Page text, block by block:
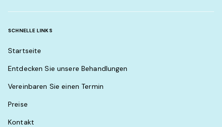
SCHNELLE LINKS
Startseite
Entdecken Sie unsere Behandlungen
Vereinbaren Sie einen Termin
Preise
Kontakt